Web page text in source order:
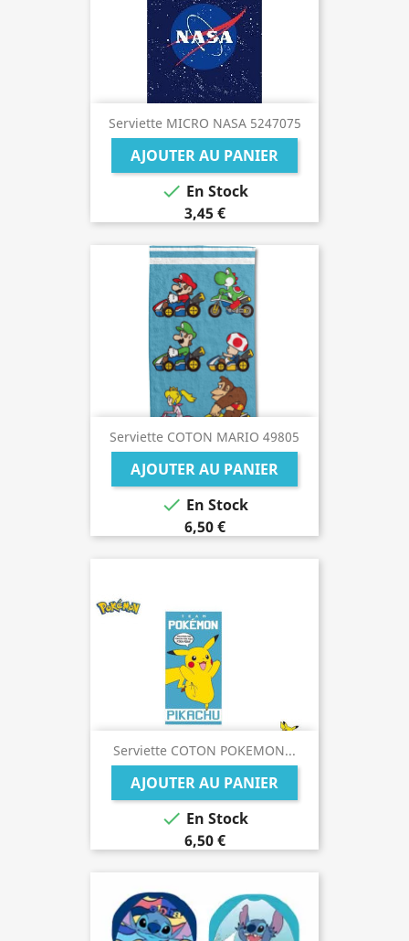
Serviette MICRO NASA 5247075
AJOUTER AU PANIER
 En Stock
3,45 €
Serviette COTON MARIO 49805
AJOUTER AU PANIER
 En Stock
6,50 €
Serviette COTON POKEMON...
AJOUTER AU PANIER
 En Stock
6,50 €